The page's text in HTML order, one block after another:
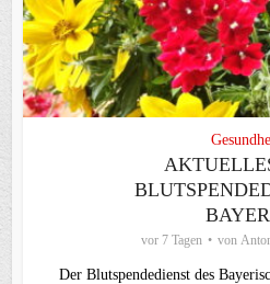
vor 7 Tagen von
Der Blutspendedienst des